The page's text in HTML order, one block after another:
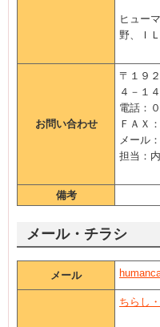
ヒュー
野、Ｉ
お問い合わせ
〒１９
４－１
電話：
ＦＡＸ
メール
担当：
備考
メール・チラシ
メール
ちらし